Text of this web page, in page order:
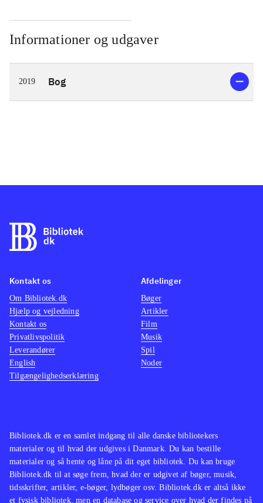
Informationer og udgaver
2019 Bog
Bibliotek.dk er en samlet indgang til alle danske bibliotekers
materialer og til hvad der udgives i Danmark. Du kan bestille
materialer og så hente og låne på dit eget bibliotek. Du kan bruge
Bibliotek.dk til at søge frem, hvad der er udgivet af bøger, musik,
tidsskrifter, artikler, e-bøger, lydbøger osv. Bibliotek.dk er altså ikke
et fysisk bibliotek, men en database og service over hvad der findes på
Kontakt os
Om Bibliotek.dk
Hjælp og vejledning
Kontakt os
Privatlivspolitik
Leverandører
English
Tilgængelighedserklæring
Afdelinger
Bøger
Artikler
Film
Musik
Spil
Noder